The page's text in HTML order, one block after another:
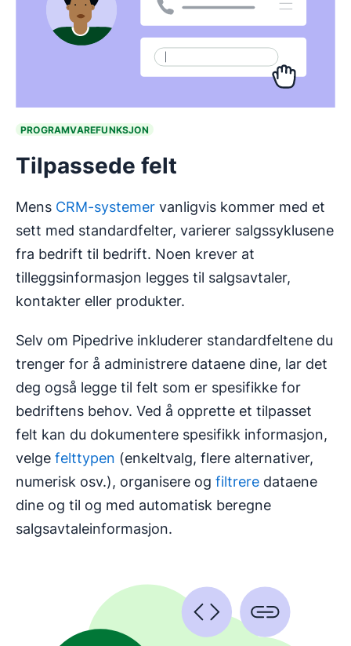
PROGRAMVAREFUNKSJON
Tilpassede felt
Mens CRM-systemer vanligvis kommer med et
sett med standardfelter, varierer salgssyklusene
fra bedrift til bedrift. Noen krever at
tilleggsinformasjon legges til salgsavtaler,
kontakter eller produkter.
Selv om Pipedrive inkluderer standardfeltene du
trenger for å administrere dataene dine, lar det
deg også legge til felt som er spesifikke for
bedriftens behov. Ved å opprette et tilpasset
felt kan du dokumentere spesifikk informasjon,
velge felttypen (enkeltvalg, flere alternativer,
numerisk osv.), organisere og filtrere dataene
dine og til og med automatisk beregne
salgsavtaleinformasjon.